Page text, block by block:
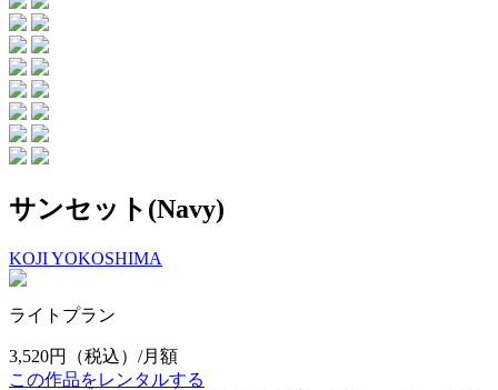
サンセット(Navy)
KOJI YOKOSHIMA
ライトプラン
3,520円
（税込）/月額
この作品をレンタルする